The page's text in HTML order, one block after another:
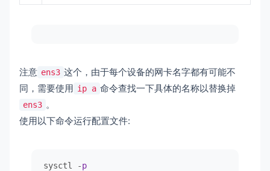
注意 ens3 这个，由于每个设备的网卡名字都有可能不
同，需要使用 ip a 命令查找一下具体的名称以替换掉
ens3 。
使用以下命令运行配置文件:
sysctl -p